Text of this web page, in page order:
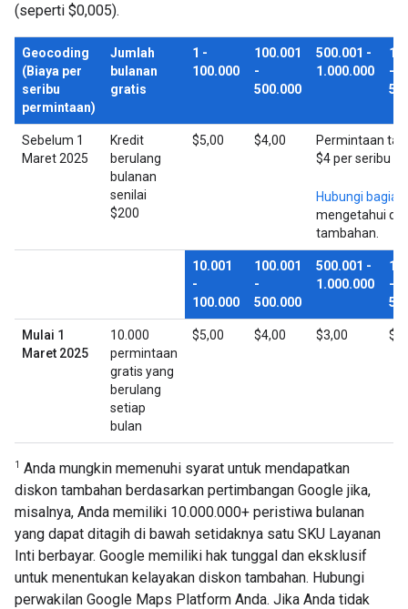
(seperti $0,005).
Geocoding
(Biaya per
seribu
permintaan)
Jumlah
bulanan
gratis
1 -
100.000
100.001
-
500.000
500.001 -
1.000.000
-
Sebelum 1
Maret 2025
Kredit
berulang
bulanan
senilai
$200
$5,00 $4,00
Permintaan
$4 per seribu
Hubungi
mengetahui
tambahan.
10.001
-
100.000
100.001
-
500.000
500.001 -
1.000.000
-
Mulai 1
Maret 2025
10.000
permintaan
gratis yang
berulang
setiap
bulan
$5,00 $4,00 $3,00
1 Anda mungkin memenuhi syarat untuk mendapatkan
diskon tambahan berdasarkan pertimbangan Google jika,
misalnya, Anda memiliki 10.000.000+ peristiwa bulanan
yang dapat ditagih di bawah setidaknya satu SKU Layanan
Inti berbayar. Google memiliki hak tunggal dan eksklusif
untuk menentukan kelayakan diskon tambahan. Hubungi
perwakilan Google Maps Platform Anda. Jika Anda tidak